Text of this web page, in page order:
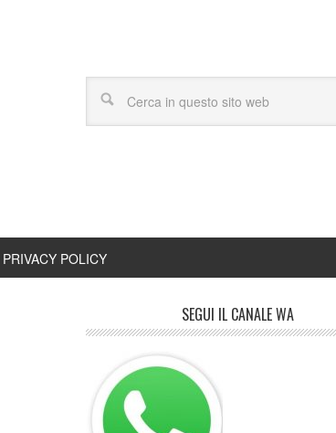
PRIVACY POLICY
SEGUI IL CANALE WA